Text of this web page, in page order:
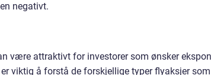
negativt.
være attraktivt for investorer som ønsker
viktig å forstå de forskjellige typer flyaksjer